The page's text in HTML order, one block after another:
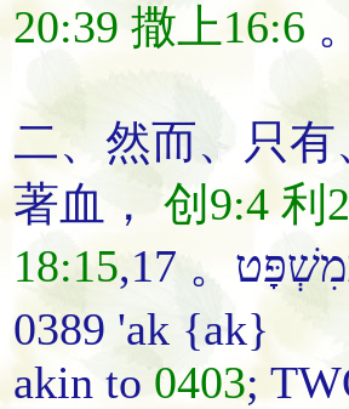
20:39 撒上16:6 。
二、 然而、 只有
著血 ，创9:4 利
18:15
בְּמִשְׁפָּט
0389 'ak {ak}
akin to 0403;